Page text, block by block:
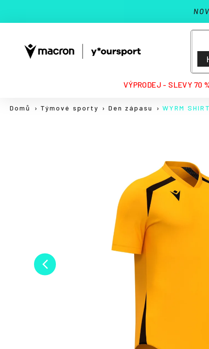
obsah
VÝPRODEJ - SLEVY 70
Domů Týmové sporty Den zápasu WYRM SHIRT
Zpět
obchodu
Zpět
obchodu